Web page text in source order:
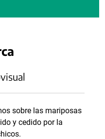
sobre las mariposas
y cedido por la